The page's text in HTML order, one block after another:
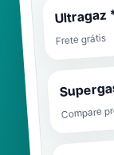
Ultragaz
Frete grátis
Compare